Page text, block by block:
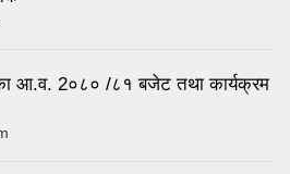
आ.व. 2०८० /८१ बजेट तथा कार्यक्रम